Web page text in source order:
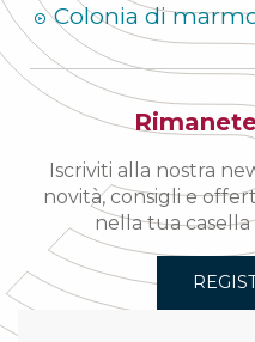
Colonia di
Iscriviti alla nostra
novità, consigli e
nella tua